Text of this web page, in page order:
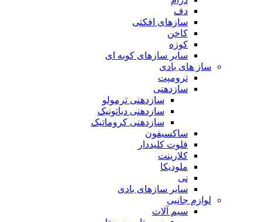
دف
سازهای افکتی
کاخن
کوزه
سایر سازهای کوبه ای
ساز های بادی
ترومپت
سازدهنی
سازدهنی ترمولو
سازدهنی دیاتونیک
سازدهنی کروماتیک
ساکسیفون
فلوت کلیددار
کلارینت
ملودیکا
نی
سایر سازهای بادی
لوازم جانبی
سیم آلات